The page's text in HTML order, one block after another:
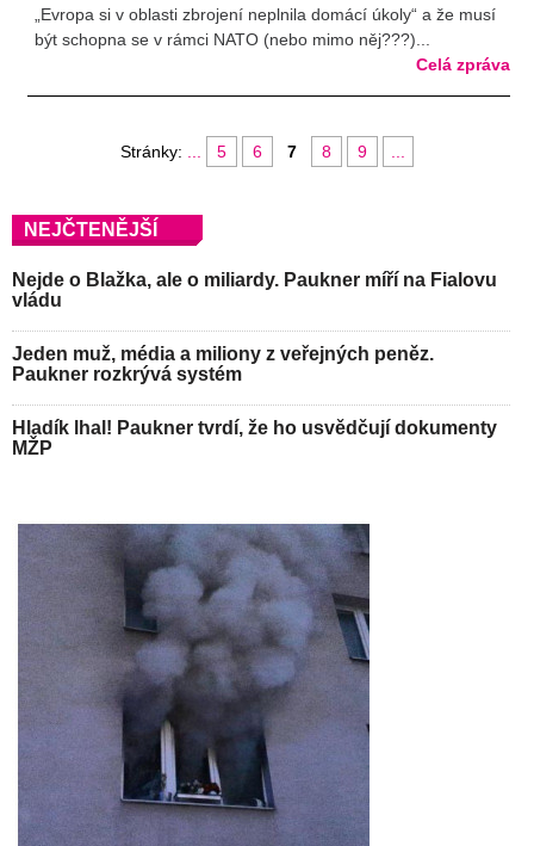
„Evropa si v oblasti zbrojení neplnila domácí úkoly“ a že musí
být schopna se v rámci NATO (nebo mimo něj???)...
Celá zpráva
Stránky: 5 6 7 8 9
NEJČTENĚJŠÍ
Nejde o Blažka, ale o miliardy. Paukner míří na Fialovu
vládu
Jeden muž, média a miliony z veřejných peněz.
Paukner rozkrývá systém
Hladík lhal! Paukner tvrdí, že ho usvědčují dokumenty
MŽP